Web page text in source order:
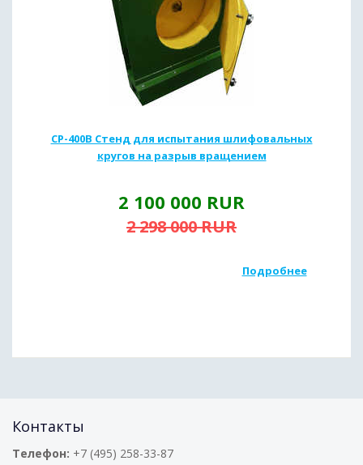
СР-400В Стенд для испытания шлифовальных
кругов на разрыв вращением
2 100 000 RUR
2 298 000RUR
Подробнее
Контакты
Телефон: +7 (495) 258-33-87